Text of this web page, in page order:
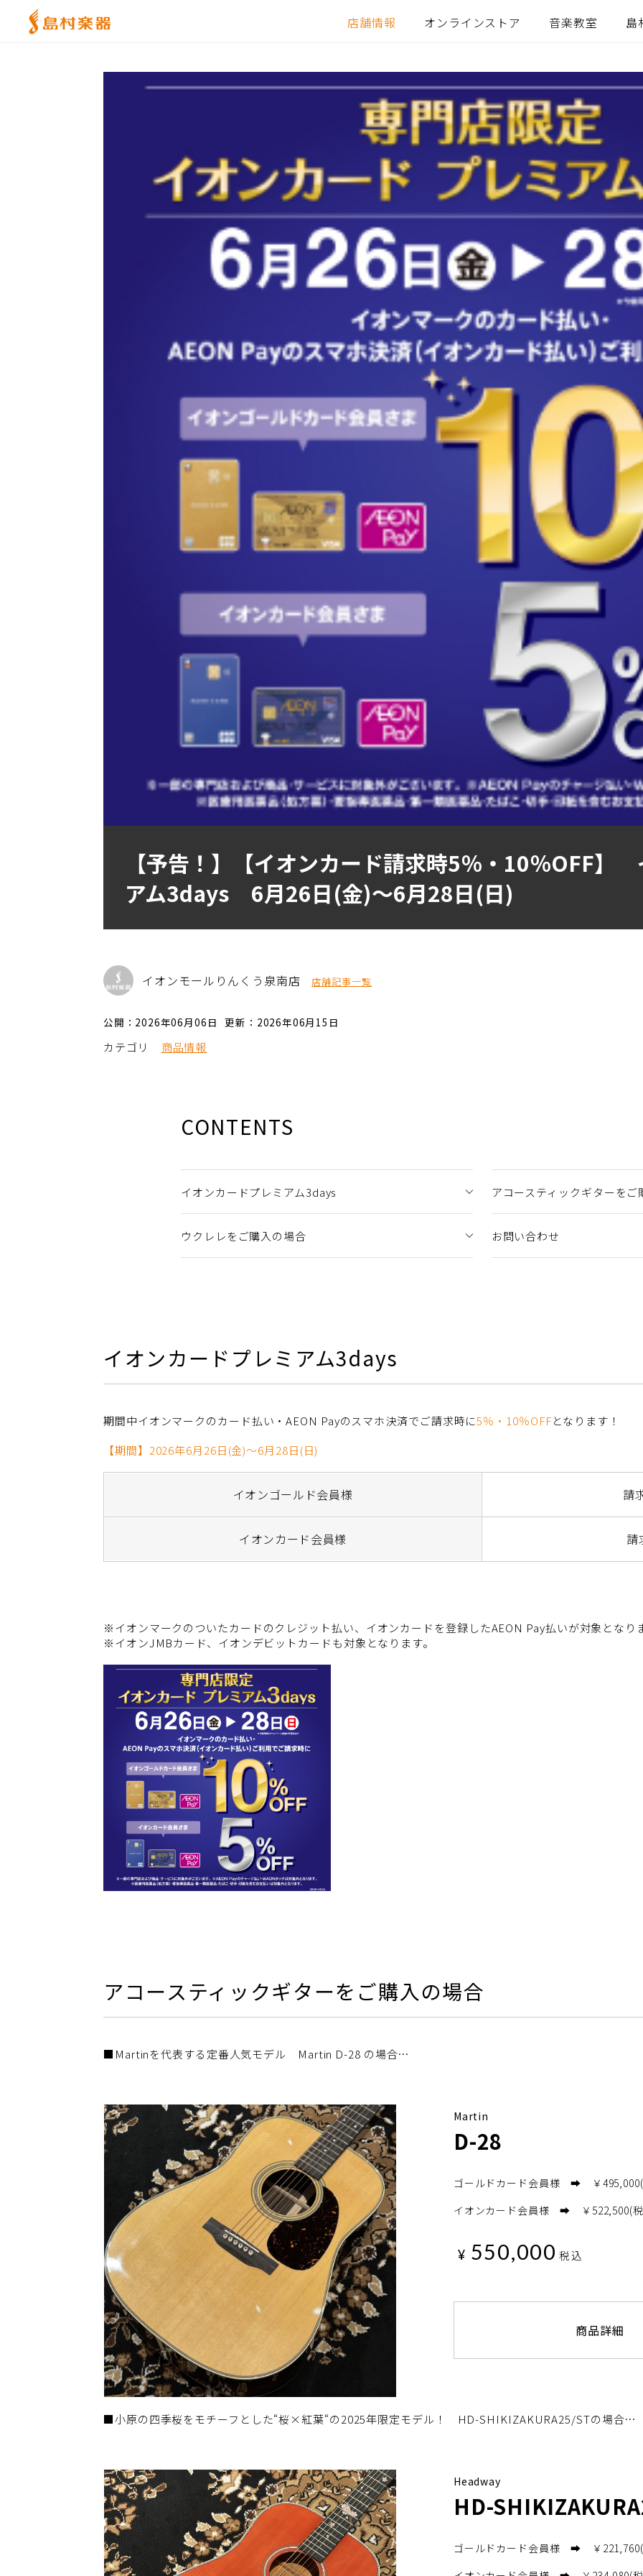
店舗情報 オンラインストア 音楽教室 島
【予告！】【イオンカード請求時5％・10％OFF】
アム3days 6月26日(金)～6月28日(日)
イオンモールりんくう泉南店 店舗記事一覧
公開：2026年06月06日 更新：2026年06月15日
カテゴリ 商品情報
CONTENTS
イオンカードプレミアム3days アコースティックギターをご
ウクレレをご購入の場合 お問い合わせ
イオンカードプレミアム3days
期間中イオンマークのカード払い・AEON Payのスマホ決済でご請求時に5％・10％OFFとなります！
【期間】2026年6月26日(金)～6月28日(日)
イオンゴールド会員様 請
イオンカード会員様
※イオンマークのついたカードのクレジット払い、イオンカードを登録したAEON Pay払いが対象となり
※イオンJMBカード、イオンデビットカードも対象となります。
アコースティックギターをご購入の場合
■Martinを代表する定番人気モデル Martin D-28 の場合…
Martin
D-28
ゴールドカード会員様 ➡ ￥
イオンカード会員様 ➡ ￥522,500(
¥ 550,000 税込
商品詳細
■小原の四季桜をモチーフとした“桜×紅葉“の2025年限定モデル！ HD-SHIKIZAKURA25/STの場合…
Headway
HD-
ゴールドカード会員様 ➡ ￥